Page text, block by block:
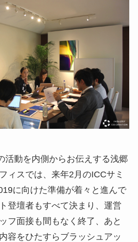
活動を内側からお伝えする浅郷
ィスでは、来年2月のICCサミ
に向けた準備が着々と進んで
登壇者もすべて決まり、運営
フ面接も間もなく終了、あと
容をひたすらブラッシュアッ